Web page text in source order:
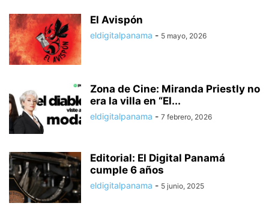
El Avispón
eldigitalpanama - 5 mayo, 2026
Zona de Cine: Miranda Priestly no
era la villa en “El...
eldigitalpanama - 7 febrero, 2026
Editorial: El Digital Panamá
cumple 6 años
eldigitalpanama - 5 junio, 2025